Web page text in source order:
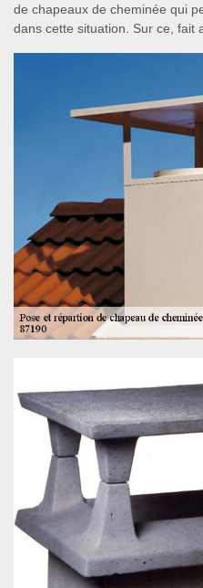
de chapeaux de cheminée qui
dans cette situation. Sur ce, fait